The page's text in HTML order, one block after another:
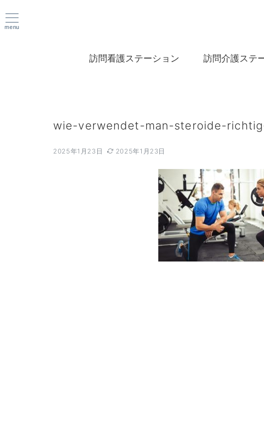
menu
訪問看護ステーション 訪問介護ステ
wie-verwendet-man-steroide-
2025年1月23日 2025年1月23日